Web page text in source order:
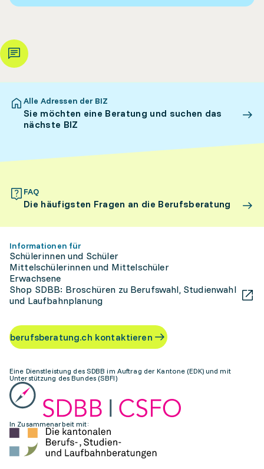
Alle Adressen der BIZ
Sie möchten eine Beratung und suchen das
nächste BIZ
FAQ
Die häufigsten Fragen an die Berufsberatung
Informationen für
Schülerinnen und Schüler
Mittelschülerinnen und Mittelschüler
Erwachsene
Shop SDBB: Broschüren zu Berufswahl, Studienwahl
und Laufbahnplanung
berufsberatung.ch kontaktieren
Eine Dienstleistung des SDBB im Auftrag der Kantone (EDK) und mit
Unterstützung des Bundes (SBFI)
In Zusammenarbeit mit: